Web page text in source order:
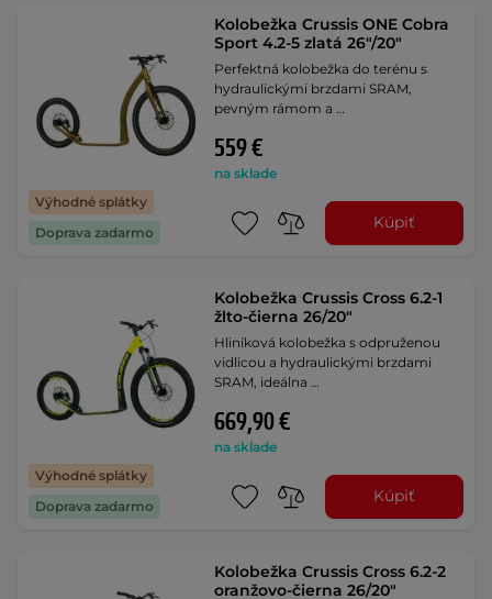
Výhodné splátky
Doprava zadarmo
Kolobežka Crussis ONE Cobra
Sport 4.2-5 zlatá 26"/20"
Perfektná kolobežka do terénu s
hydraulickými brzdami SRAM,
pevným rámom a …
559 €
na sklade
Kúpiť
Výhodné splátky
Doprava zadarmo
Kolobežka Crussis Cross 6.2-1
žlto-čierna 26/20"
Hliníková kolobežka s odpruženou
vidlicou a hydraulickými brzdami
SRAM, ideálna …
669,90 €
na sklade
Kúpiť
Kolobežka Crussis Cross 6.2-2
oranžovo-čierna 26/20"